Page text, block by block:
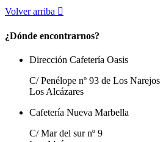
Volver arriba 
¿Dónde encontrarnos?
Dirección Cafetería Oasis
C/ Penélope nº 93 de Los Narejos
Los Alcázares
Cafetería Nueva Marbella
C/ Mar del sur nº 9